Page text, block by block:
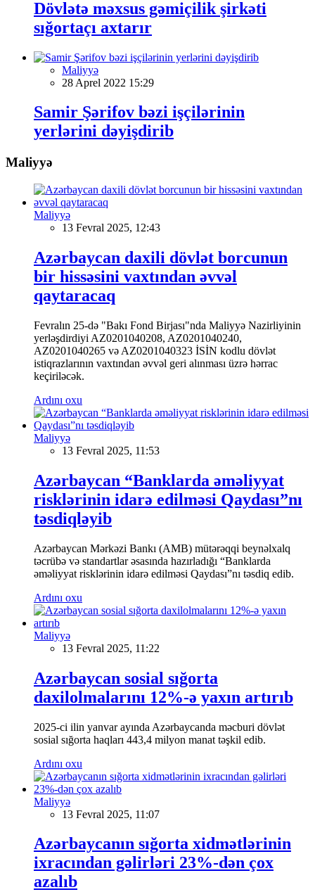
Dövlətə məxsus gəmiçilik şirkəti
sığortaçı axtarır
Maliyyə
28 Aprel 2022 15:29
Samir Şərifov bəzi işçilərinin
yerlərini dəyişdirib
Maliyyə
Maliyyə
13 Fevral 2025, 12:43
Azərbaycan daxili dövlət borcunun
bir hissəsini vaxtından əvvəl
qaytaracaq
Fevralın 25-də "Bakı Fond Birjası"nda Maliyyə Nazirliyinin
yerləşdirdiyi AZ0201040208, AZ0201040240,
AZ0201040265 və AZ0201040323 İSİN kodlu dövlət
istiqrazlarının vaxtından əvvəl geri alınması üzrə hərrac
keçiriləcək.
Ardını oxu
Maliyyə
13 Fevral 2025, 11:53
Azərbaycan “Banklarda əməliyyat
risklərinin idarə edilməsi Qaydası”nı
təsdiqləyib
Azərbaycan Mərkəzi Bankı (AMB) mütərəqqi beynəlxalq
təcrübə və standartlar əsasında hazırladığı “Banklarda
əməliyyat risklərinin idarə edilməsi Qaydası”nı təsdiq edib.
Ardını oxu
Maliyyə
13 Fevral 2025, 11:22
Azərbaycan sosial sığorta
daxilolmalarını 12%-ə yaxın artırıb
2025-ci ilin yanvar ayında Azərbaycanda məcburi dövlət
sosial sığorta haqları 443,4 milyon manat təşkil edib.
Ardını oxu
Maliyyə
13 Fevral 2025, 11:07
Azərbaycanın sığorta xidmətlərinin
ixracından gəlirləri 23%-dən çox
azalıb